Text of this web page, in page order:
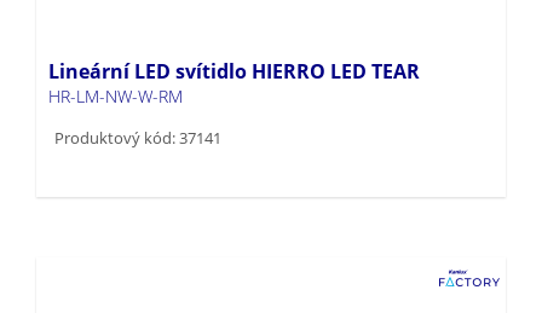
Lineární LED svítidlo HIERRO LED TEAR
HR-LM-NW-W-RM
Produktový kód: 37141